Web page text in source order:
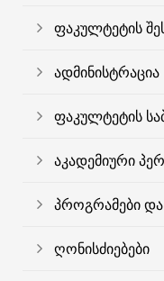
ფაკულტეტის
ადმინისტრაცია
ფაკულტეტის
აკადემიური
პროგრამები
ღონისძიებები